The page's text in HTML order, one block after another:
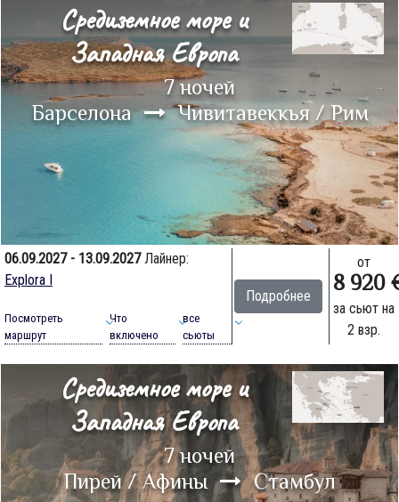
Средиземное море и
Западная Европа
7 ночей
Барселона Чивитавеккья / Рим
06.09.2027 - 13.09.2027Лайнер:
Explora I
Посмотреть
маршрут
Что
включено
все
сьюты
Подробнее
от
8 920
за сьют на
2 взр.
Средиземное море и
Западная Европа
7 ночей
Пирей / Афины Стамбул